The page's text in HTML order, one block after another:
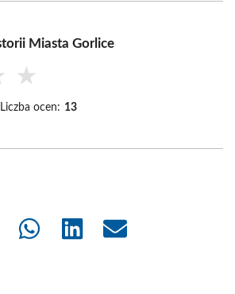
Miasta Gorlice
★
Liczba ocen: 13
Share
Share
Share